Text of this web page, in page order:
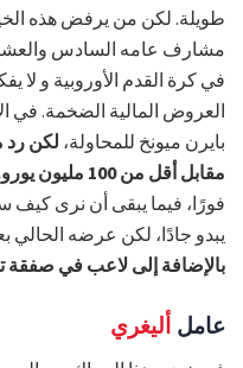
طويلة. لكن من يرفض هذه
مشارف عامه السادس
في كرة القدم الأوروبية و لا
العروض المالية الضخمة. في
بايرن ميونخ للمحاولة، لكن رد
مقابل أقل من 100 مليون يورو.
فورًا، فيما يبقى أن نرى كيف
يبدو جادًا، لكن عرضه الحالي
بالإضافة إلى لاعب في صفقة
عامل أليغري